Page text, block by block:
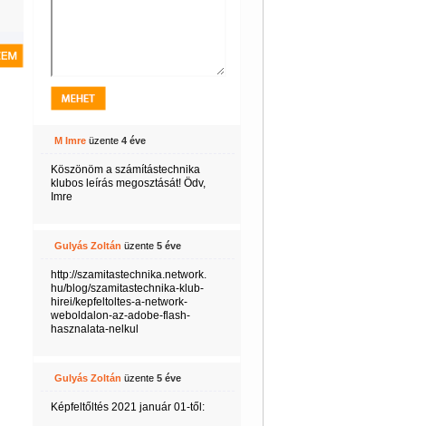
M Imreüzente 4 éve
Köszönöm a számítástechnika
klubos leírás megosztását! Ödv,
Imre
Gulyás Zoltán üzente 5 éve
http://szamitastechnika.network.
hu/blog/szamitastechnika-klub-
hirei/kepfeltoltes-a-network-
weboldalon-az-adobe-flash-
hasznalata-nelkul
Gulyás Zoltán üzente 5 éve
Képfeltőltés 2021 január 01-től: